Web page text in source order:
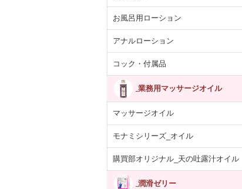
お風呂用ローション
アナルローション
コック・付属品
業務用マッサージオイル
マッサージオイル
モナミシリーズ_オイル
購買部オリジナル_天の吐露汁オイル
潤滑ゼリー